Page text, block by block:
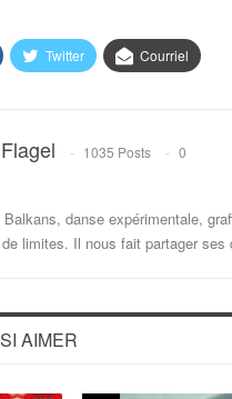
Twitter Courriel
1035 Posts
0
Balkans, danse expérimentale,
limites. Il nous fait partager ses
AIMER